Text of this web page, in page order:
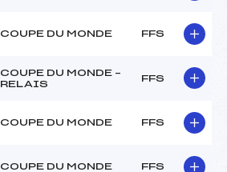
COUPE DU MONDE FFS
COUPE DU MONDE –
RELAIS
FFS
COUPE DU MONDE FFS
COUPE DU MONDE FFS